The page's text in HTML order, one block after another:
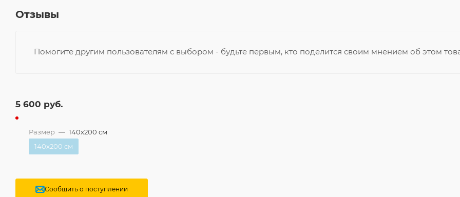
Отзывы
Помогите другим пользователям с выбором - будьте первым, кто поделится своим мнением об этом
5 600 руб.
Размер — 140x200 см
140x200 см
Сообщить о поступлении